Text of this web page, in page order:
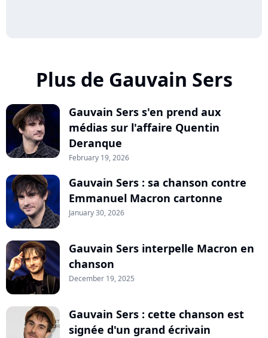
Plus de Gauvain Sers
Gauvain Sers s'en prend aux
médias sur l'affaire Quentin
Deranque
February 19, 2026
Gauvain Sers : sa chanson contre
Emmanuel Macron cartonne
January 30, 2026
Gauvain Sers interpelle Macron en
chanson
December 19, 2025
Gauvain Sers : cette chanson est
signée d'un grand écrivain